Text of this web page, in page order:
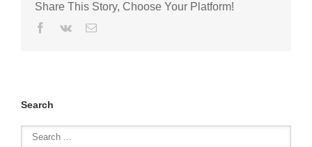
Share This Story, Choose Your Platform!
Search